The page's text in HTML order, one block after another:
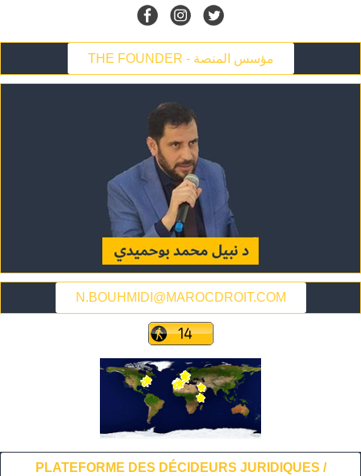
THE FOUNDER - مؤسس المنصة
N.BOUHMIDI@MAROCDROIT.COM
PLATEFORME DES DÉCIDEURS JURIDIQUES /